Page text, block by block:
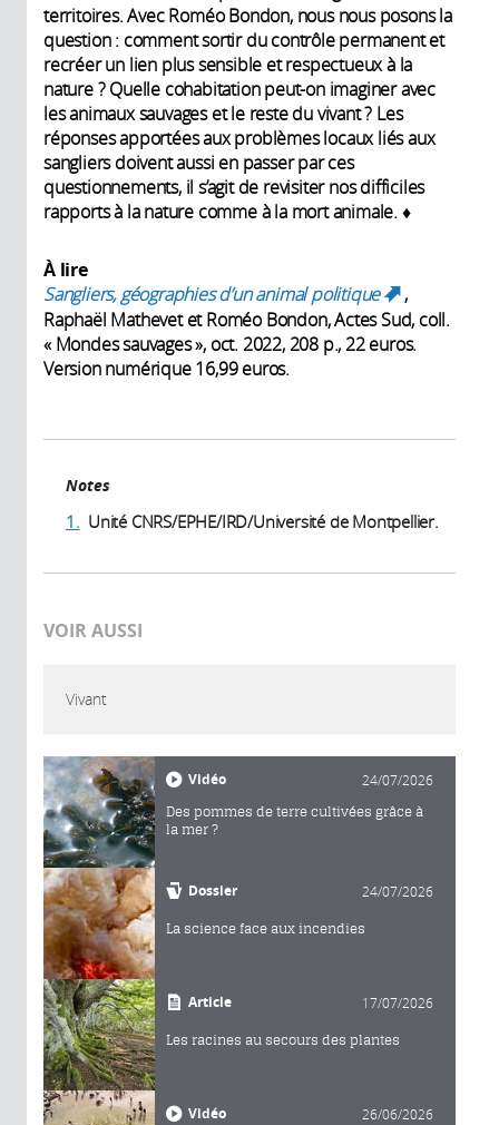
territoires. Avec Roméo Bondon, nous nous posons la
question : comment sortir du contrôle permanent et
recréer un lien plus sensible et respectueux à la
nature ? Quelle cohabitation peut-on imaginer avec
les animaux sauvages et le reste du vivant ? Les
réponses apportées aux problèmes locaux liés aux
sangliers doivent aussi en passer par ces
questionnements, il s’agit de revisiter nos difficiles
rapports à la nature comme à la mort animale. ♦
À lire
Sangliers, géographies d’un animal politique
(link
is
external)
,
Raphaël Mathevet et Roméo Bondon, Actes Sud, coll.
« Mondes sauvages », oct. 2022, 208 p., 22 euros.
Version numérique 16,99 euros.
Notes
1. Unité CNRS/EPHE/IRD/Université de Montpellier.
VOIR AUSSI
Vivant
Vidéo 24/07/2026
Des pommes de terre cultivées grâce à
la mer ?
Dossier 24/07/2026
La science face aux incendies
Article 17/07/2026
Les racines au secours des plantes
Vidéo 26/06/2026